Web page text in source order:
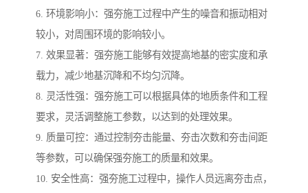
6. 环境影响小：强夯施工过程中产生的噪音和振动相对
较小，对周围环境的影响较小。
7. 效果显著：强夯施工能够有效提高地基的密实度和承
载力，减少地基沉降和不均匀沉降。
8. 灵活性强：强夯施工可以根据具体的地质条件和工程
要求，灵活调整施工参数，以达到的处理效果。
9. 质量可控：通过控制夯击能量、夯击次数和夯击间距
等参数，可以确保强夯施工的质量和效果。
10. 安全性高：强夯施工过程中，操作人员远离夯击点，